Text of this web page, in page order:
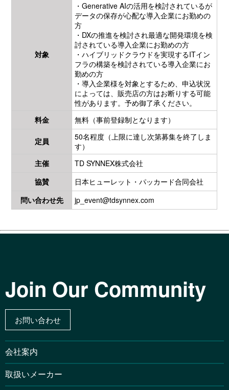
対象
・Generative AIの活用を検討されているが
データの保存が心配な導入企業にお勤めの
方
・DXの推進を検討され最適な開発環境を検
討されている導入企業にお勤めの方
・ハイブリッドクラウドを実現するITイン
フラの構築を検討されている導入企業にお
勤めの方
・導入企業様を対象とするため、申込状況
によっては、販売店の方はお断りする可能
性があります。予め御了承ください。
料金
無料（事前登録制となります）
定員
50名程度（上限に達し次第募集を終了しま
す）
主催
TD SYNNEX株式会社
協賛
日本ヒューレット・パッカード合同会社
問い合わせ先
jp_event@tdsynnex.com
Join Our Community
お問い合わせ
会社案内
取扱いメーカー